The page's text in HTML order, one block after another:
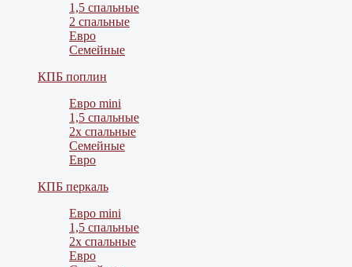
1,5 спальные
2 спальные
Евро
Семейные
КПБ поплин
Евро mini
1,5 спальные
2х спальные
Семейные
Евро
КПБ перкаль
Евро mini
1,5 спальные
2х спальные
Евро